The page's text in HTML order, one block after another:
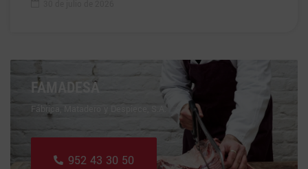
FAMADESA
Fábrica, Matadero y Despiece, S.A.
952 43 30 50